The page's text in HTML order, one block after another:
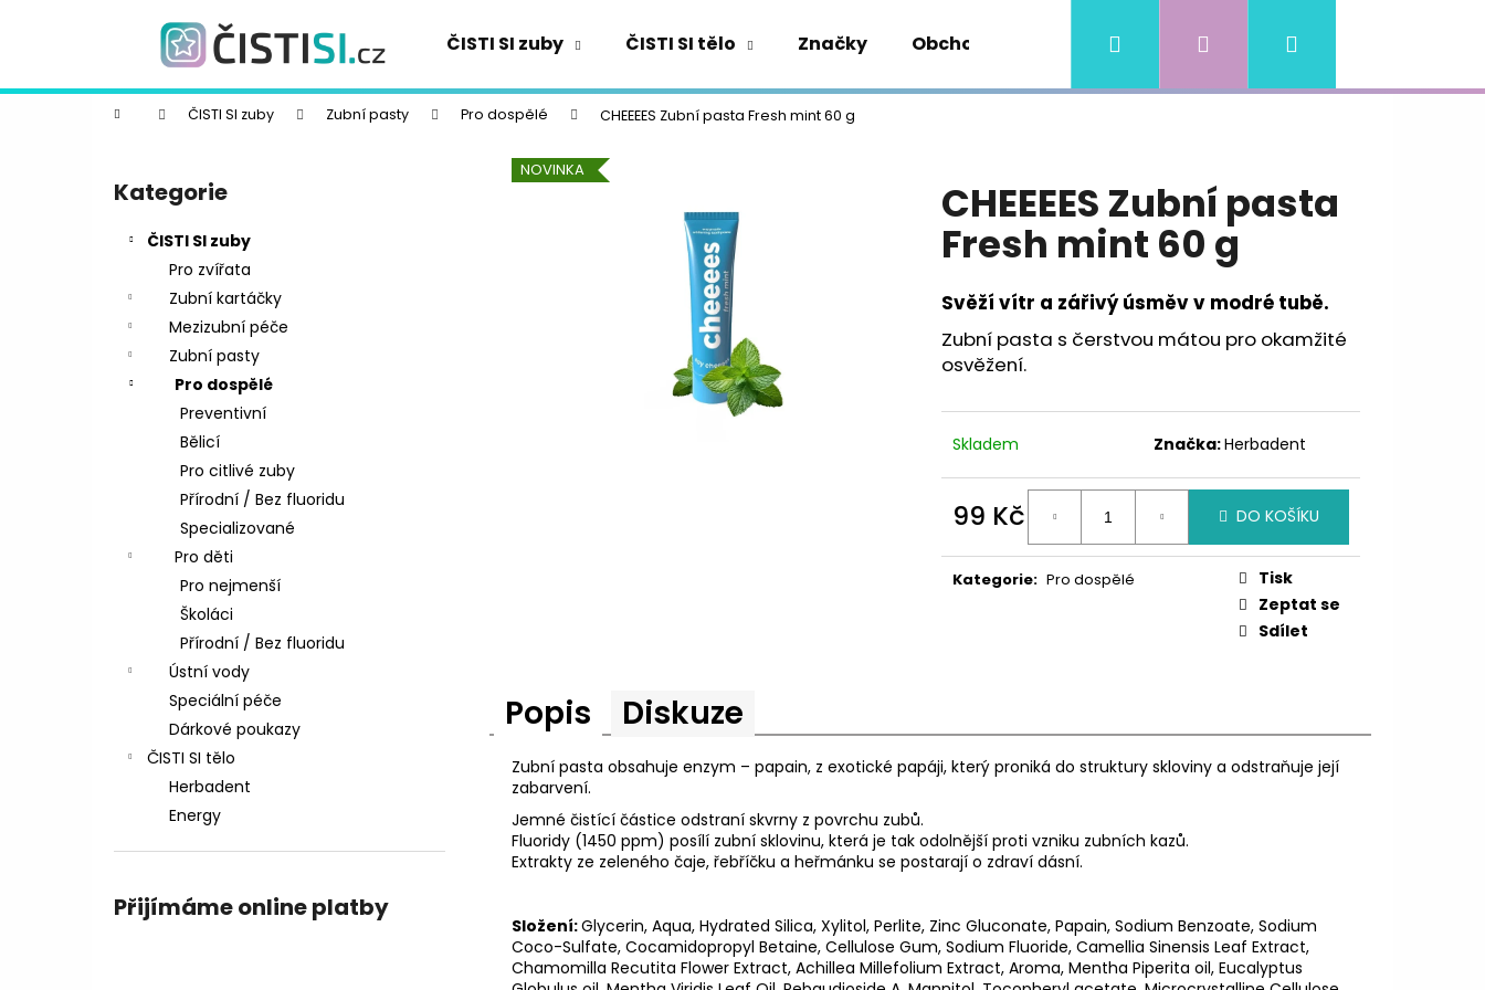
ČISTI SI zuby ČISTI SI tělo Značky Obchodní podmínky KontaktyPřihlášení
Domů ČISTI SI zuby Zubní pasty Pro dospělé CHEEEES Zubní pasta Fresh mint 60 g
Přeskočit
kategorie
Kategorie
ČISTI SI zuby
Pro zvířata
Zubní kartáčky
Mezizubní péče
Zubní pasty
Pro dospělé
Preventivní
Bělicí
Pro citlivé zuby
Přírodní / Bez fluoridu
Specializované
Pro děti
Pro nejmenší
Školáci
Přírodní / Bez fluoridu
Ústní vody
Speciální péče
Dárkové poukazy
ČISTI SI tělo
Herbadent
Energy
Přijímáme online platby
CHEEEES Zubní pasta
Fresh mint 60 g
Svěží vítr a zářivý úsměv v modré tubě.
Zubní pasta s čerstvou mátou pro okamžité
osvěžení.
Skladem Značka:Herbadent
99 Kč
cena:
DO KOŠÍKU
Kategorie: Pro dospělé
Tisk
Zeptat se
Sdílet
NOVINKA
Popis Diskuze
Zubní pasta obsahuje enzym – papain, z exotické papáji, který proniká do struktury skloviny a odstraňuje její
zabarvení.
Jemné čistící částice odstraní skvrny z povrchu zubů.
Fluoridy (1450 ppm) posílí zubní sklovinu, která je tak odolnější proti vzniku zubních kazů.
Extrakty ze zeleného čaje, řebříčku a heřmánku se postarají o zdraví dásní.
Složení:Glycerin, Aqua, Hydrated Silica, Xylitol, Perlite, Zinc Gluconate, Papain, Sodium Benzoate, Sodium
Coco-Sulfate, Cocamidopropyl Betaine, Cellulose Gum, Sodium Fluoride, Camellia Sinensis Leaf Extract,
Chamomilla Recutita Flower Extract, Achillea Millefolium Extract, Aroma, Mentha Piperita oil, Eucalyptus
í
do
do
Co potřebujete najít?
Doporučujeme